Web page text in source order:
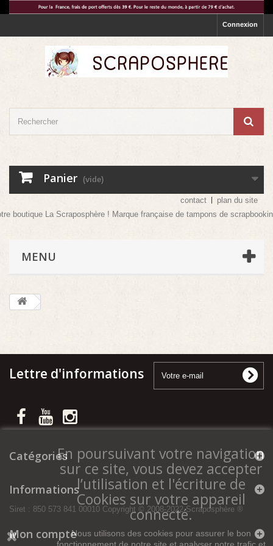
Connexion
Panier (vide)
contact
plan du site
boutique La Scraposphère ! Marque française de tampons de
MENU
Lettre d'informations
Catégories
Informations
Siret : 850 573 841 00010 Copyright © 2008-2022 Scraposphère ®
Mon compte
En poursuivant votre navigation
sur ce site, vous devez accepter
l’utilisation et l'écriture de
Cookies sur votre appareil
connecté.
Nous utilisons des cookies pour assurer le bon